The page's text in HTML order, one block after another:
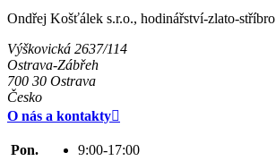
Ondřej Košťálek s.r.o., hodinářství-zlato-stříbro
Výškovická 2637/114
Ostrava-Zábřeh
700 30 Ostrava
Česko
O nás a kontakty
Pon. 9:00-17:00